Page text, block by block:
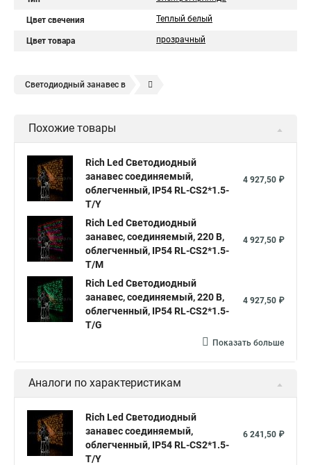
Цвет свечения Теплый белый
Цвет товара прозрачный
Светодиодный занавес в
Гирлянда дождь занавес светодиодная купить в
Светодиодные led гирлянды занавес
Занавес светодиодная купить
Гирлянда светодиодный дождь занавес
Гирлянды светодиодный занавес
Гирлянда занавес светодиодная купить
Купите светодиодный занавес
Светодиодные занавесы и гирлянды
Светодиодная занавес купить Занавесы светодиодные
Светодиодный дождь занавес купить
Купить гирлянду светодиодный занавес
Гирлянды светодиодные занавес Светодиодные занавесы
Купить светодиодную занавес
Похожие товары
Rich Led Светодиодный
занавес соединяемый,
облегченный, IP54 RL-CS2*1.5-
T/Y
4 927,50 ₽
Rich Led Светодиодный
занавес, соединяемый, 220 В,
облегченный, IP54 RL-CS2*1.5-
T/M
4 927,50 ₽
Rich Led Светодиодный
занавес, соединяемый, 220 В,
облегченный, IP54 RL-CS2*1.5-
T/G
4 927,50 ₽
Показать больше
Аналоги по характеристикам
Rich Led Светодиодный
занавес соединяемый,
облегченный, IP54 RL-CS2*1.5-
T/Y
6 241,50 ₽